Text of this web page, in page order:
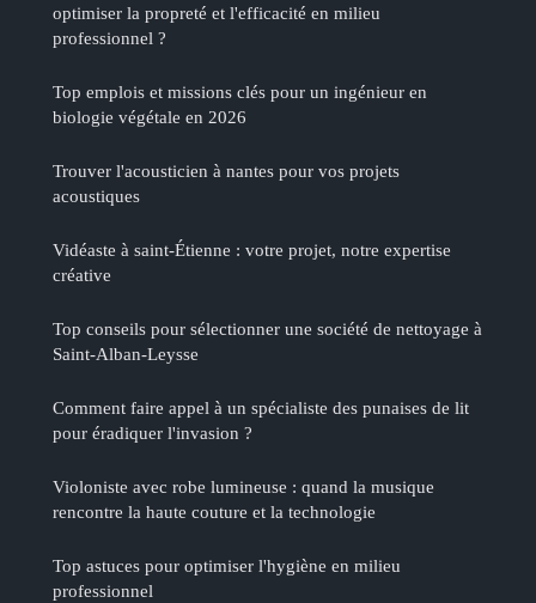
optimiser la propreté et l'efficacité en milieu
professionnel ?
Top emplois et missions clés pour un ingénieur en
biologie végétale en 2026
Trouver l'acousticien à nantes pour vos projets
acoustiques
Vidéaste à saint-Étienne : votre projet, notre expertise
créative
Top conseils pour sélectionner une société de nettoyage à
Saint-Alban-Leysse
Comment faire appel à un spécialiste des punaises de lit
pour éradiquer l'invasion ?
Violoniste avec robe lumineuse : quand la musique
rencontre la haute couture et la technologie
Top astuces pour optimiser l'hygiène en milieu
professionnel